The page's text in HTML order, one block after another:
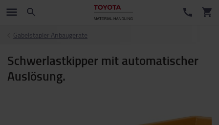
Gabelstapler Anbaugeräte
Schwerlastkipper mit automatischer
Auslösung.